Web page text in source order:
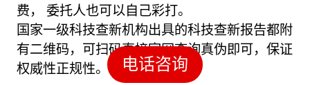
费， 委托人也可以自己彩打。
国家一级科技查新机构出具的科技查新报告都附
有二维码，可扫码直接官网查询真伪即可，保证
权威性正规性。
电话咨询